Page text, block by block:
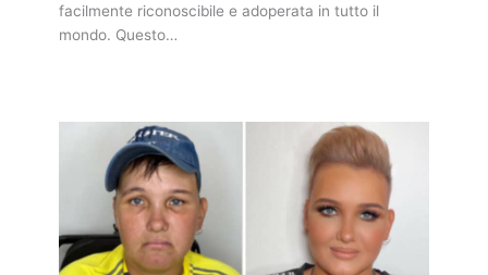
facilmente riconoscibile e adoperata in tutto il
mondo. Questo…